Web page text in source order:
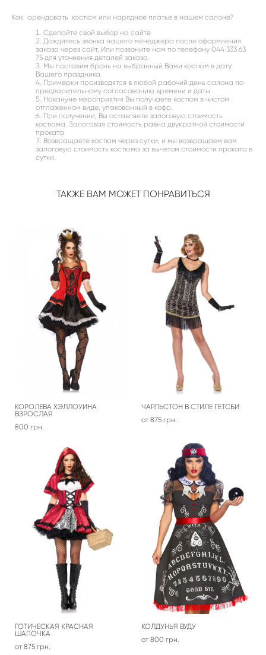
Как арендовать костюм или нарядное платье в нашем салоне?
Cделайте свой выбор на сайте
Дождитесь звонка нашего менеджера после оформления
заказа через сайт. Или позвоните нам по телефону 044 333 63
75 для уточнения деталей заказа.
Мы поставим бронь на выбранный Вами костюм в дату
Вашего праздника.
Примерки производятся в любой рабочий день салона по
предварительному согласованию времени и даты
Накануне мероприятия Вы получаете костюм в чистом
отглаженном виде, упакованный в кофр.
При получении, Вы оставляете залоговую стоимость
костюма. Залоговая стоимость равна двукратной стоимости
проката
Возвращаете костюм через сутки, и мы возвращаем вам
залоговую стоимость костюма за вычетом стоимости проката в
сутки.
ТАКЖЕ ВАМ МОЖЕТ ПОНРАВИТЬСЯ
КОРОЛЕВА ХЭЛЛОУИНА
ВЗРОСЛАЯ
800 грн.
ЧАРЛЬСТОН В СТИЛЕ ГЕТСБИ
от 875 грн.
ГОТИЧЕСКАЯ КРАСНАЯ
ШАПОЧКА
от 875 грн.
КОЛДУНЬЯ ВУДУ
от 800 грн.